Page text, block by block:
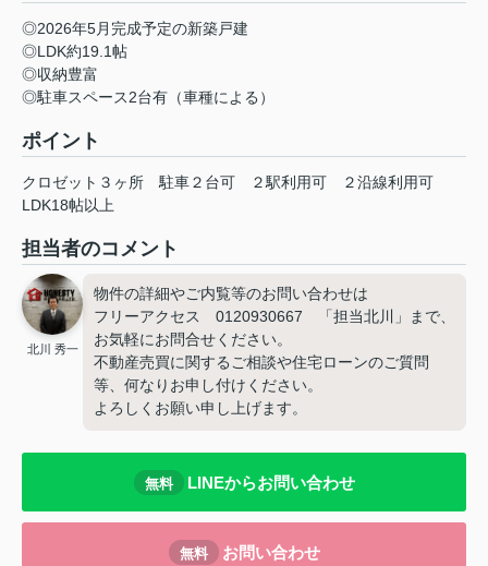
◎2026年5月完成予定の新築戸建
◎LDK約19.1帖
◎収納豊富
◎駐車スペース2台有（車種による）
ポイント
クロゼット３ヶ所 駐車２台可 ２駅利用可
２沿線利用可
LDK18帖以上
担当者のコメント
北川 秀一
物件の詳細やご内覧等のお問い合わせは
フリーアクセス 0120930667 「担当北川」まで、
お気軽にお問合せください。
不動産売買に関するご相談や住宅ローンのご質問
等、何なりお申し付けください。
よろしくお願い申し上げます。
無料 LINEからお問い合わせ
無料 お問い合わせ